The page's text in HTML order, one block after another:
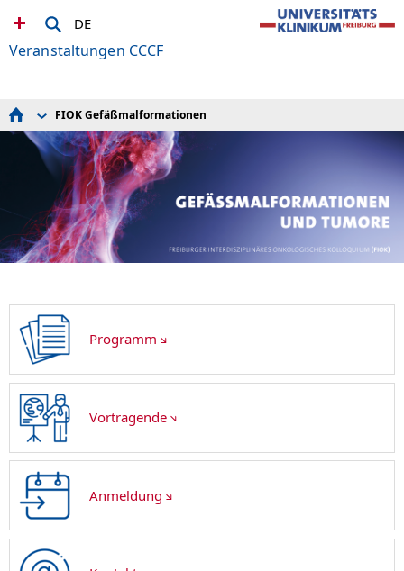
DE
Veranstaltungen CCCF
Update Thoraxonkologie
11. Patient*innen- und Angehörigenforum
Best of Clinical Oncology
Das Beste vom Kongress der American Society of
Hematology
ESMO-Nachlese
Freiburg Myeloma Workshop
FIOK Gastrointestinale Stromatumoren (GIST)
FIOK Gefäßmalformationen
FIOK Leukämie- und Tumorprädisposition
FIOK - ALL
FIOK - Kinderonkologie
FIOK - Lungenmetastasen
FIOK - MTB
FIOK - Uro-Onkologie
FIOK Gefäßmalformationen
Programm
Vortragende
Anmeldung